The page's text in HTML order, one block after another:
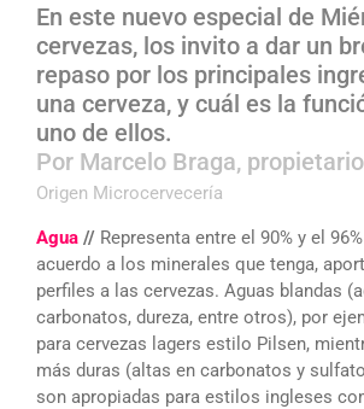
En este nuevo especial de
cervezas, los invito a dar un
repaso por los principales
una cerveza, y cuál es la
uno de ellos.
Por Marcelo Braga,
Origen Microcervecería
Agua // Representa entre el 90% y el
acuerdo a los minerales que tenga,
perfiles a las cervezas. Aguas blandas
carbonatos, dureza, entre otros), por
para cervezas lagers estilo Pilsen,
más duras (altas en carbonatos y
son apropiadas para estilos ingleses